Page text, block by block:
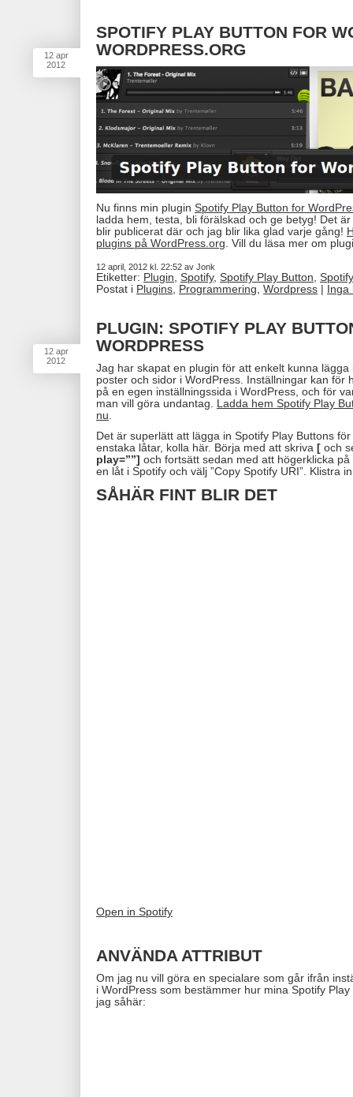
12 apr
2012
SPOTIFY PLAY BUTTON FOR
WORDPRESS.ORG
Nu finns min plugin Spotify Play Button for
ladda hem, testa, bli förälskad och ge betyg! Det
blir publicerat där och jag blir lika glad varje gång!
plugins på WordPress.org . Vill du läsa mer om
12 april, 2012 kl. 22:52 av Jonk
Etiketter: Plugin Spotify, Spotify Play Button
Postat i Plugins Programmering Wordpress | Inga
12 apr
2012
PLUGIN: SPOTIFY PLAY
WORDPRESS
Jag har skapat en plugin för att enkelt kunna lägga
poster och sidor i WordPress. Inställningar kan för
på en egen inställningssida i WordPress, och för
man vill göra undantag. Ladda hem Spotify Play
nu
Det är superlätt att lägga in Spotify Play Buttons
enstaka låtar, kolla här. Börja med att skriva [ och
play=””] och fortsätt sedan med att högerklicka
en låt i Spotify och välj ”Copy Spotify URI”. Klistra
SÅHÄR FINT BLIR DET
Open in Spotify
ANVÄNDA ATTRIBUT
Om jag nu vill göra en specialare som går ifrån
i WordPress som bestämmer hur mina Spotify
jag såhär: